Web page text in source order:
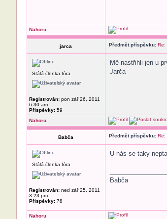
Nahoru
jarca Předmět příspěvku: Re:
Stálá členka fóra
Registrován:pon zář 26, 2011
6:30 am
Příspěvky:59
Mě nastřihli jen u
Jarča
Nahoru
Babča Předmět příspěvku: Re:
Stálá členka fóra
Registrován:ned zář 25, 2011
3:23 pm
Příspěvky:78
U nás se taky
Babča
Nahoru